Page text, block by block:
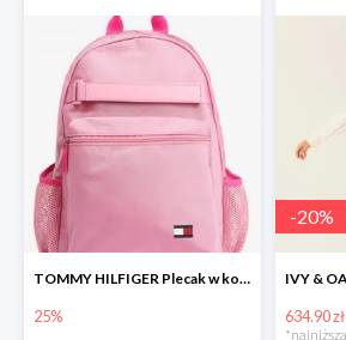
TOMMY HILFIGER Plecak w kolorze różowym -25%
25%
-20%
634.90 zł